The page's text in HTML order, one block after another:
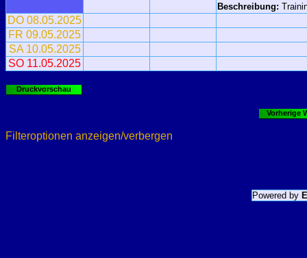
Beschreibung:
DO 08.05.2025
FR 09.05.2025
SA 10.05.2025
SO 11.05.2025
Druckvorschau
Vorherige
Filteroptionen anzeigen/verbergen
Powered by